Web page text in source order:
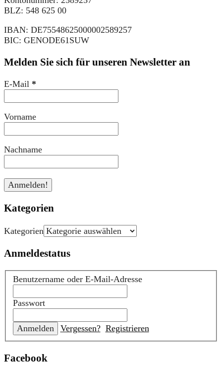
BLZ: 548 625 00
IBAN: DE75548625000002589257
BIC: GENODE61SUW
Melden Sie sich für unseren Newsletter an
E-Mail *
Vorname
Nachname
Kategorien
Kategorien
Anmeldestatus
Benutzername oder E-Mail-Adresse
Passwort
Vergessen? Registrieren
Facebook